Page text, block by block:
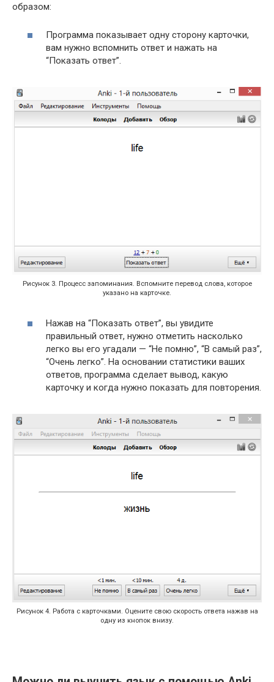
образом:
Программа показывает одну сторону карточки,
вам нужно вспомнить ответ и нажать на
“Показать ответ”.
Рисунок 3. Процесс запоминания. Вспомните перевод слова, которое
указано на карточке.
Нажав на “Показать ответ”, вы увидите
правильный ответ, нужно отметить насколько
легко вы его угадали — “Не помню”, “В самый раз”,
“Очень легко”. На основании статистики ваших
ответов, программа сделает вывод, какую
карточку и когда нужно показать для повторения.
Рисунок 4. Работа с карточками. Оцените свою скорость ответа нажав на
одну из кнопок внизу.